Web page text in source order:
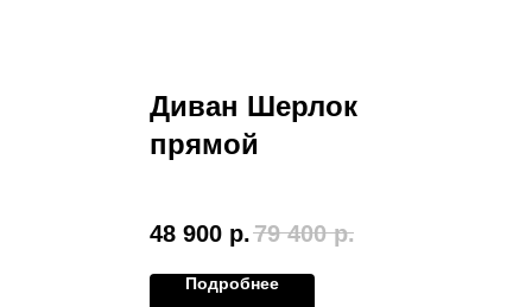
Диван Шерлок
прямой
48 900 р.79 400 р.
Подробнее